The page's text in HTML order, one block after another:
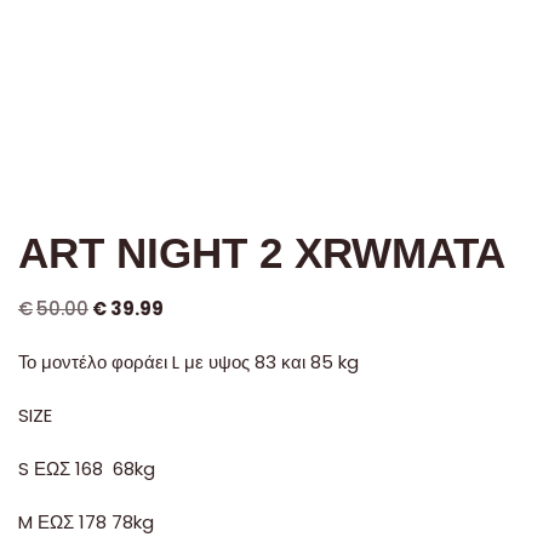
ART NIGHT 2 XRWMATA
€50.00€39.99
Το μοντέλο φοράει L με υψος 83 και 85 kg
SIZE
S ΕΩΣ 168 68kg
M ΕΩΣ 178 78kg